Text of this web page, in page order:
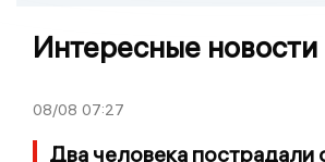
Интересные новости
08/08 07:27
Два человека пострадали